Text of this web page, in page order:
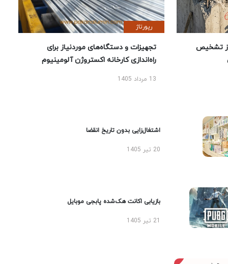
تشخیص
رپورتاژ
تجهیزات و دستگاه‌های موردنیاز برای
راه‌اندازی کارخانه اکستروژن آلومینیوم
13 مرداد 1405
اشتغال‌زایی بدون تاریخ انقضا
20 تیر 1405
بازیابی اکانت هک‌شده پابجی موبایل